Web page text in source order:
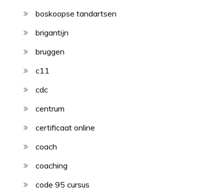
boskoopse tandartsen
brigantijn
bruggen
c11
cdc
centrum
certificaat online
coach
coaching
code 95 cursus